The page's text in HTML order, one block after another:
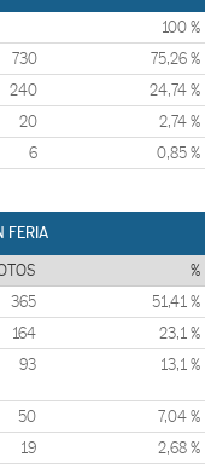
100 %
730 75,26 %
240 24,74 %
20 2,74 %
6 0,85 %
FERIA
%
365 51,41 %
164 23,1 %
93 13,1 %
50 7,04 %
19 2,68 %